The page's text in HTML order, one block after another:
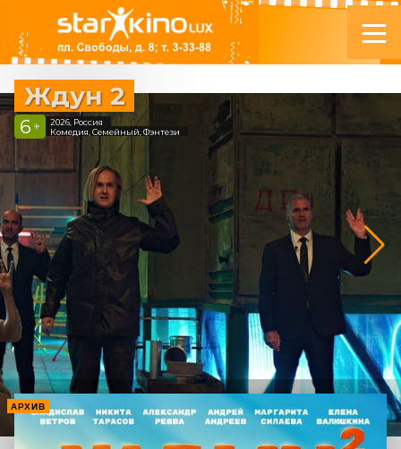
Ждун 2
6 +
2026, Россия
Комедия, Семейный, Фэнтези
АРХИВ